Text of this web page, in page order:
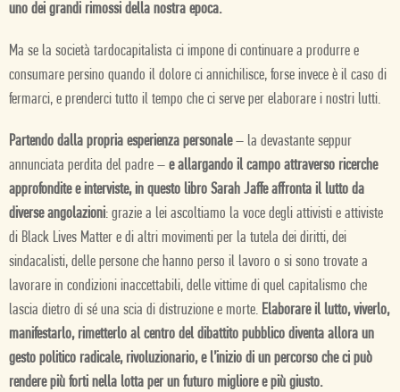
uno dei grandi rimossi della nostra epoca.
Ma se la società tardocapitalista ci impone di continuare a produrre e
consumare persino quando il dolore ci annichilisce, forse invece è il caso di
fermarci, e prenderci tutto il tempo che ci serve per elaborare i nostri lutti.
Partendo dalla propria esperienza personale – la devastante seppur
annunciata perdita del padre – e allargando il campo attraverso ricerche
approfondite e interviste, in questo libro Sarah Jaffe affronta il lutto da
diverse angolazioni: grazie a lei ascoltiamo la voce degli attivisti e attiviste
di Black Lives Matter e di altri movimenti per la tutela dei diritti, dei
sindacalisti, delle persone che hanno perso il lavoro o si sono trovate a
lavorare in condizioni inaccettabili, delle vittime di quel capitalismo che
lascia dietro di sé una scia di distruzione e morte. Elaborare il lutto, viverlo,
manifestarlo, rimetterlo al centro del dibattito pubblico diventa allora un
gesto politico radicale, rivoluzionario, e l’inizio di un percorso che ci può
rendere più forti nella lotta per un futuro migliore e più giusto.